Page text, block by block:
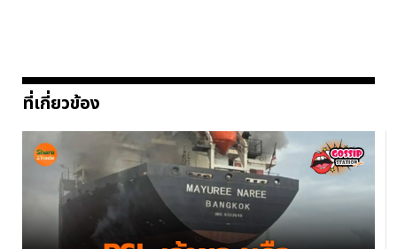
ที่เกี่ยวข้อง